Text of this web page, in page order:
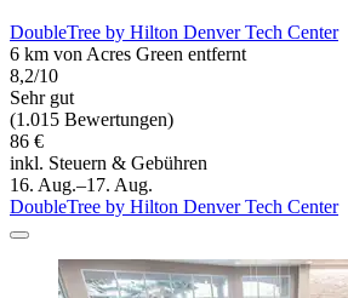
DoubleTree by Hilton Denver Tech Center
6 km von Acres Green entfernt
8,2/10
Sehr gut
(1.015 Bewertungen)
86 €
inkl. Steuern & Gebühren
16. Aug.–17. Aug.
DoubleTree by Hilton Denver Tech Center